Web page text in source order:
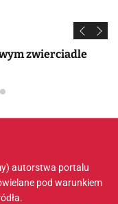
zwierciadle
autorstwa portalu
pod warunkiem